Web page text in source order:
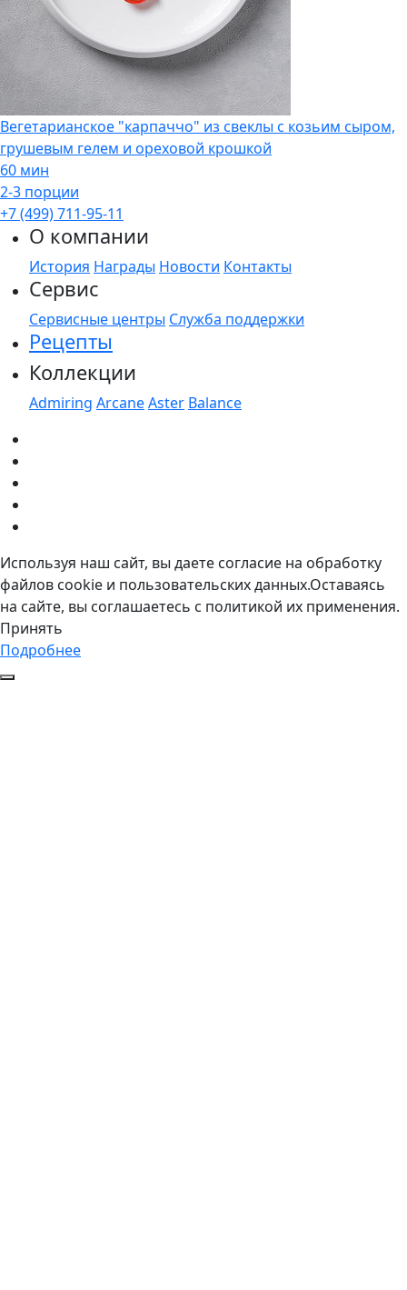
Вегетарианское "карпаччо" из свеклы с козьим сыром,
грушевым гелем и ореховой крошкой
60 мин
2-3 порции
+7 (499) 711-95-11
О компании
История Награды Новости Контакты
Сервис
Сервисные центры Служба поддержки
Рецепты
Коллекции
Admiring ArcaneAster Balance
Используя наш сайт, вы даете согласие на обработку
файлов cookie и пользовательских данных.Оставаясь
на сайте, вы соглашаетесь с политикой их применения.
Принять
Подробнее